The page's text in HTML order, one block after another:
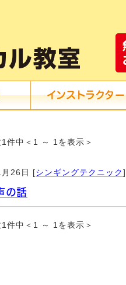
インストラクター
件中＜1 ～ 1を表示＞
26日 [シンギングテクニック]
の話
件中＜1 ～ 1を表示＞